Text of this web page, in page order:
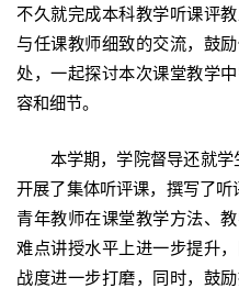
不久就完成本科教学听课评
与任课教师细致的交流，鼓
处，一起探讨本次课堂教学
容和细节。
本学期，学院督导还就
开展了集体听评课，撰写了
青年教师在课堂教学方法、
难点讲授水平上进一步提升
战度进一步打磨，同时，鼓